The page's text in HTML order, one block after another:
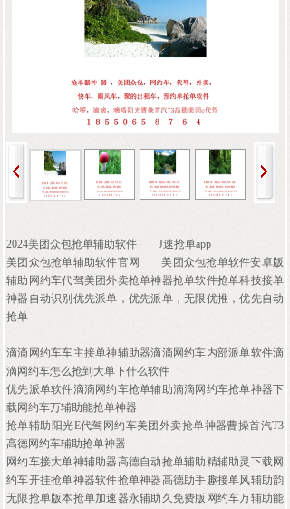
2024美团众包抢单辅助软件
J速抢单app
美团众包抢单辅助软件官网
美团众包抢单软件安卓版
辅助网约车代驾美团外卖抢单神器抢单软件抢单科技接单
神器自动识别优先派单，优先派单，无限优推，优先自动
抢单
滴滴网约车车主接单神辅助器滴滴网约车内部派单软件滴
滴网约车怎么抢到大单下什么软件
优先派单软件滴滴网约车抢单辅助滴滴网约车抢单神器下
载网约车万辅助能抢单神器
抢单辅助阳光E代驾网约车美团外卖抢单神器曹操首汽T3
高德网约车辅助抢单神器
网约车接大单神辅助器高德自动抢单辅助精辅助灵下载网
约车开挂抢单神器软件抢单神器高德助手趣接单风辅助韵
无限抢单版本抢单加速器永辅助久免费版网约车万辅助能